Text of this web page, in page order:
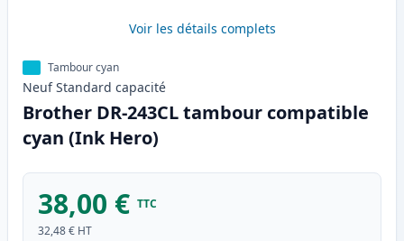
Voir les détails complets
Tambour cyan
Neuf Standard capacité
Brother DR-243CL tambour compatible
cyan (Ink Hero)
38,00 € TTC
32,48 € HT